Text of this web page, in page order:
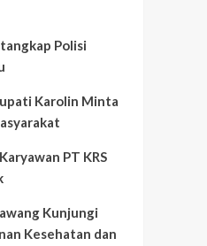
Polisi
Karolin Minta
PT KRS
Kunjungi
Kesehatan dan